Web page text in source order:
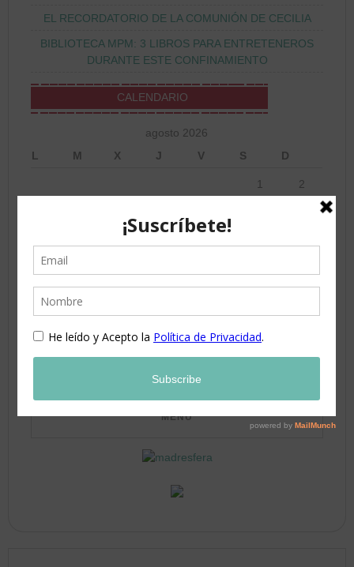
EL RECORDATORIO DE LA COMUNIÓN DE CECILIA
BIBLIOTECA MPM: 3 LIBROS PARA ENTRETENEROS
DURANTE ESTE CONFINAMIENTO
CALENDARIO
agosto 2026
L
M X J V S D
1 2
5
10 11 12 13 14 15 16
24 25 26 27 28 29 30